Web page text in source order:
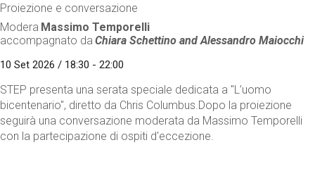
Proiezione e conversazione
Modera Massimo Temporelli
accompagnato da Chiara Schettino andAlessandro Maiocchi
10 Set 2026 / 18:30 - 22:00
STEP presenta una serata speciale dedicata a "L’uomo
bicentenario", diretto da Chris Columbus.Dopo la proiezione
seguirà una conversazione moderata da Massimo Temporelli
con la partecipazione di ospiti d'eccezione.